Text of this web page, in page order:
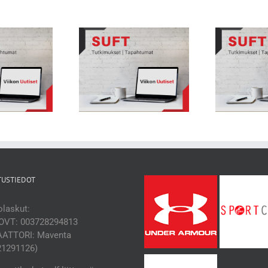
Uutiset 231: Nuorten
biologisessa
suuria eroja
Viikon Uutiset 230: Juoksu
yhteydessä selän välilevyjen
terveyteen
003728294813
Maventa